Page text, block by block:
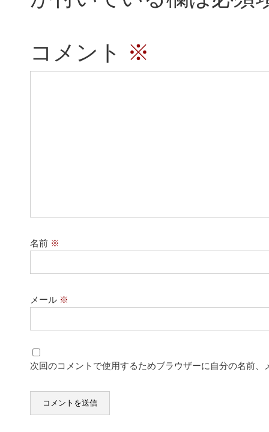
コメント ※
名前 ※
メール ※
次回のコメントで使用するためブラウザーに自分の名前